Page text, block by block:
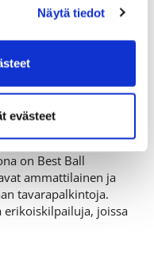
Näytä tiedot
evästeet
matalan kynnyksen
pelaajien
ja helposti
ProAm -
on Best Ball
ammattilainen ja
tavarapalkintoja.
erikoiskilpailuja, joissa